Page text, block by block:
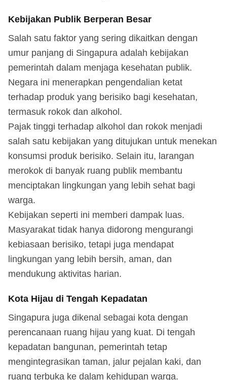
Kebijakan Publik Berperan Besar
Salah satu faktor yang sering dikaitkan dengan
umur panjang di Singapura adalah kebijakan
pemerintah dalam menjaga kesehatan publik.
Negara ini menerapkan pengendalian ketat
terhadap produk yang berisiko bagi kesehatan,
termasuk rokok dan alkohol.
Pajak tinggi terhadap alkohol dan rokok menjadi
salah satu kebijakan yang ditujukan untuk menekan
konsumsi produk berisiko. Selain itu, larangan
merokok di banyak ruang publik membantu
menciptakan lingkungan yang lebih sehat bagi
warga.
Kebijakan seperti ini memberi dampak luas.
Masyarakat tidak hanya didorong mengurangi
kebiasaan berisiko, tetapi juga mendapat
lingkungan yang lebih bersih, aman, dan
mendukung aktivitas harian.
Kota Hijau di Tengah Kepadatan
Singapura juga dikenal sebagai kota dengan
perencanaan ruang hijau yang kuat. Di tengah
kepadatan bangunan, pemerintah tetap
mengintegrasikan taman, jalur pejalan kaki, dan
ruang terbuka ke dalam kehidupan warga.